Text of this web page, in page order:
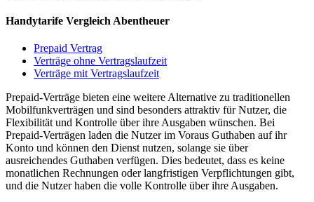
Handytarife Vergleich Abentheuer
Prepaid Vertrag
Verträge ohne Vertragslaufzeit
Verträge mit Vertragslaufzeit
Prepaid-Verträge bieten eine weitere Alternative zu traditionellen
Mobilfunkverträgen und sind besonders attraktiv für Nutzer, die
Flexibilität und Kontrolle über ihre Ausgaben wünschen. Bei
Prepaid-Verträgen laden die Nutzer im Voraus Guthaben auf ihr
Konto und können den Dienst nutzen, solange sie über
ausreichendes Guthaben verfügen. Dies bedeutet, dass es keine
monatlichen Rechnungen oder langfristigen Verpflichtungen gibt,
und die Nutzer haben die volle Kontrolle über ihre Ausgaben.